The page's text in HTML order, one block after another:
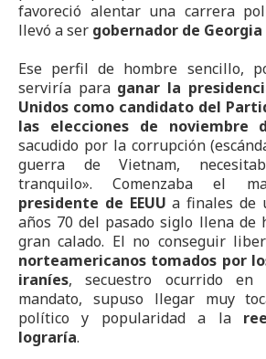
favoreció alentar una carrera
llevó a ser gobernador de Georgia
Ese perfil de hombre sencillo,
serviría para ganar la
Unidos como candidato del
las elecciones de noviembre
sacudido por la corrupción
guerra de Vietnam,
tranquilo». Comenzaba el
presidente de EEUU a finales de
años 70 del pasado siglo llena de
gran calado. El no conseguir
norteamericanos tomados por
iraníes, secuestro ocurrido
mandato, supuso llegar muy
político y popularidad a la
lograría.